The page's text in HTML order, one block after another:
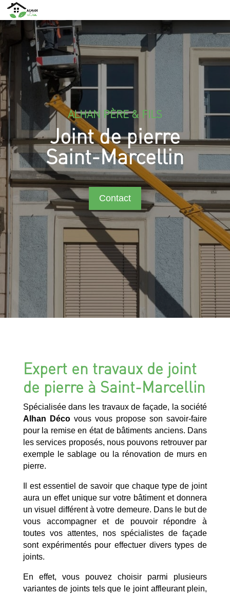
ALHAN PÈRE & FILS
Joint de pierre
Saint-Marcellin
Contact
Expert en travaux de joint
de pierre à Saint-Marcellin
Spécialisée dans les travaux de façade, la société
Alhan Décovous vous propose son savoir-faire
pour la remise en état de bâtiments anciens. Dans
les services proposés, nous pouvons retrouver par
exemple le sablage ou la rénovation de murs en
pierre.
Il est essentiel de savoir que chaque type de joint
aura un effet unique sur votre bâtiment et donnera
un visuel différent à votre demeure. Dans le but de
vous accompagner et de pouvoir répondre à
toutes vos attentes, nos spécialistes de façade
sont expérimentés pour effectuer divers types de
joints.
En effet, vous pouvez choisir parmi plusieurs
variantes de joints tels que le joint affleurant plein,